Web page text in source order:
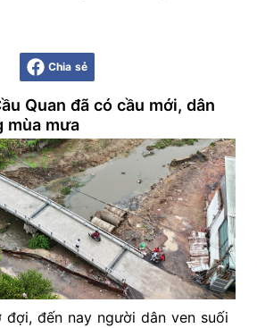
Chia sẻ
Quan đã có cầu mới, dân
mùa mưa
đợi, đến nay người dân ven suối